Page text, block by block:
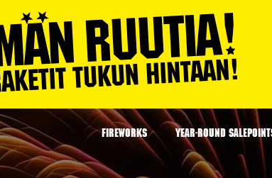
FIREWORKS YEAR-ROUND